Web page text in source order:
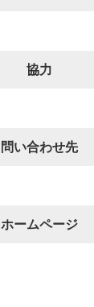
協力
問い合わせ先
ホームページ